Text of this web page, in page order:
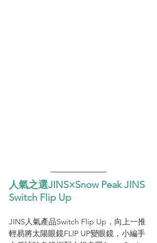
人氣之選JINS×Snow Peak JINS
Switch Flip Up
JINS人氣產品Switch Flip Up，向上一推
輕易將太陽眼鏡FLIP UP變眼鏡，小編手